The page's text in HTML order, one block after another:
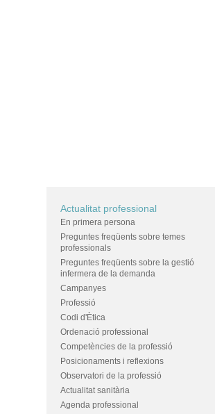
Actualitat professional
En primera persona
Preguntes freqüents sobre temes
professionals
Preguntes freqüents sobre la gestió
infermera de la demanda
Campanyes
Professió
Codi d'Ètica
Ordenació professional
Competències de la professió
Posicionaments i reflexions
Observatori de la professió
Actualitat sanitària
Agenda professional